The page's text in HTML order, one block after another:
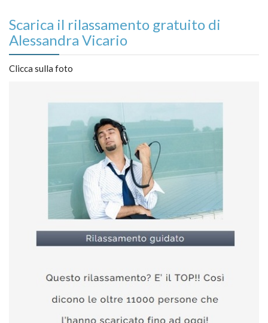
Scarica il rilassamento gratuito di
Alessandra Vicario
Clicca sulla foto